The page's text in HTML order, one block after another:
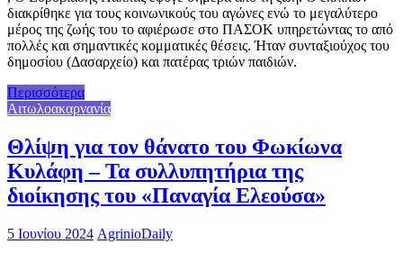
διακρίθηκε για τους κοινωνικούς του αγώνες ενώ το μεγαλύτερο
μέρος της ζωής του το αφιέρωσε στο ΠΑΣΟΚ υπηρετώντας το από
πολλές και σημαντικές κομματικές θέσεις. Ήταν συνταξιούχος του
δημοσίου (Δασαρχείο) και πατέρας τριών παιδιών.
Περισσότερα
Αιτωλοακαρνανία
Θλίψη για τον θάνατο του Φωκίωνα
Κυλάφη – Τα συλλυπητήρια της
διοίκησης του «Παναγία Ελεούσα»
5 Ιουνίου 2024 AgrinioDaily